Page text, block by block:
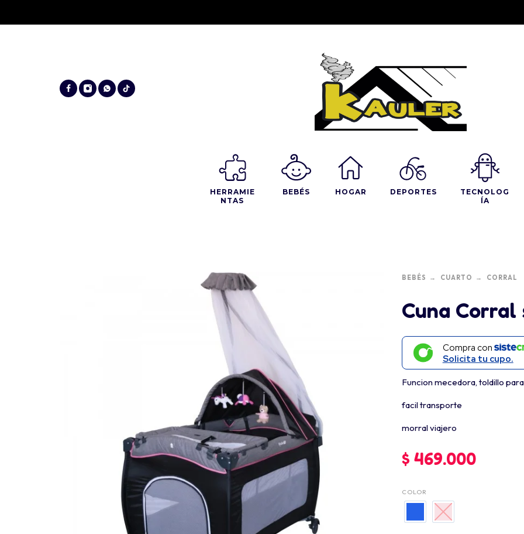
HERRAMIE
NTAS
BEBÉS HOGAR DEPORTES
TECNOLOG
ÍA
BEBÉS CUARTO CORRAL
Cuna Corral
Compra con
Solicita tu cupo.
Funcion mecedora, toldillo
facil transporte
morral viajero
$ 469.000
COLOR